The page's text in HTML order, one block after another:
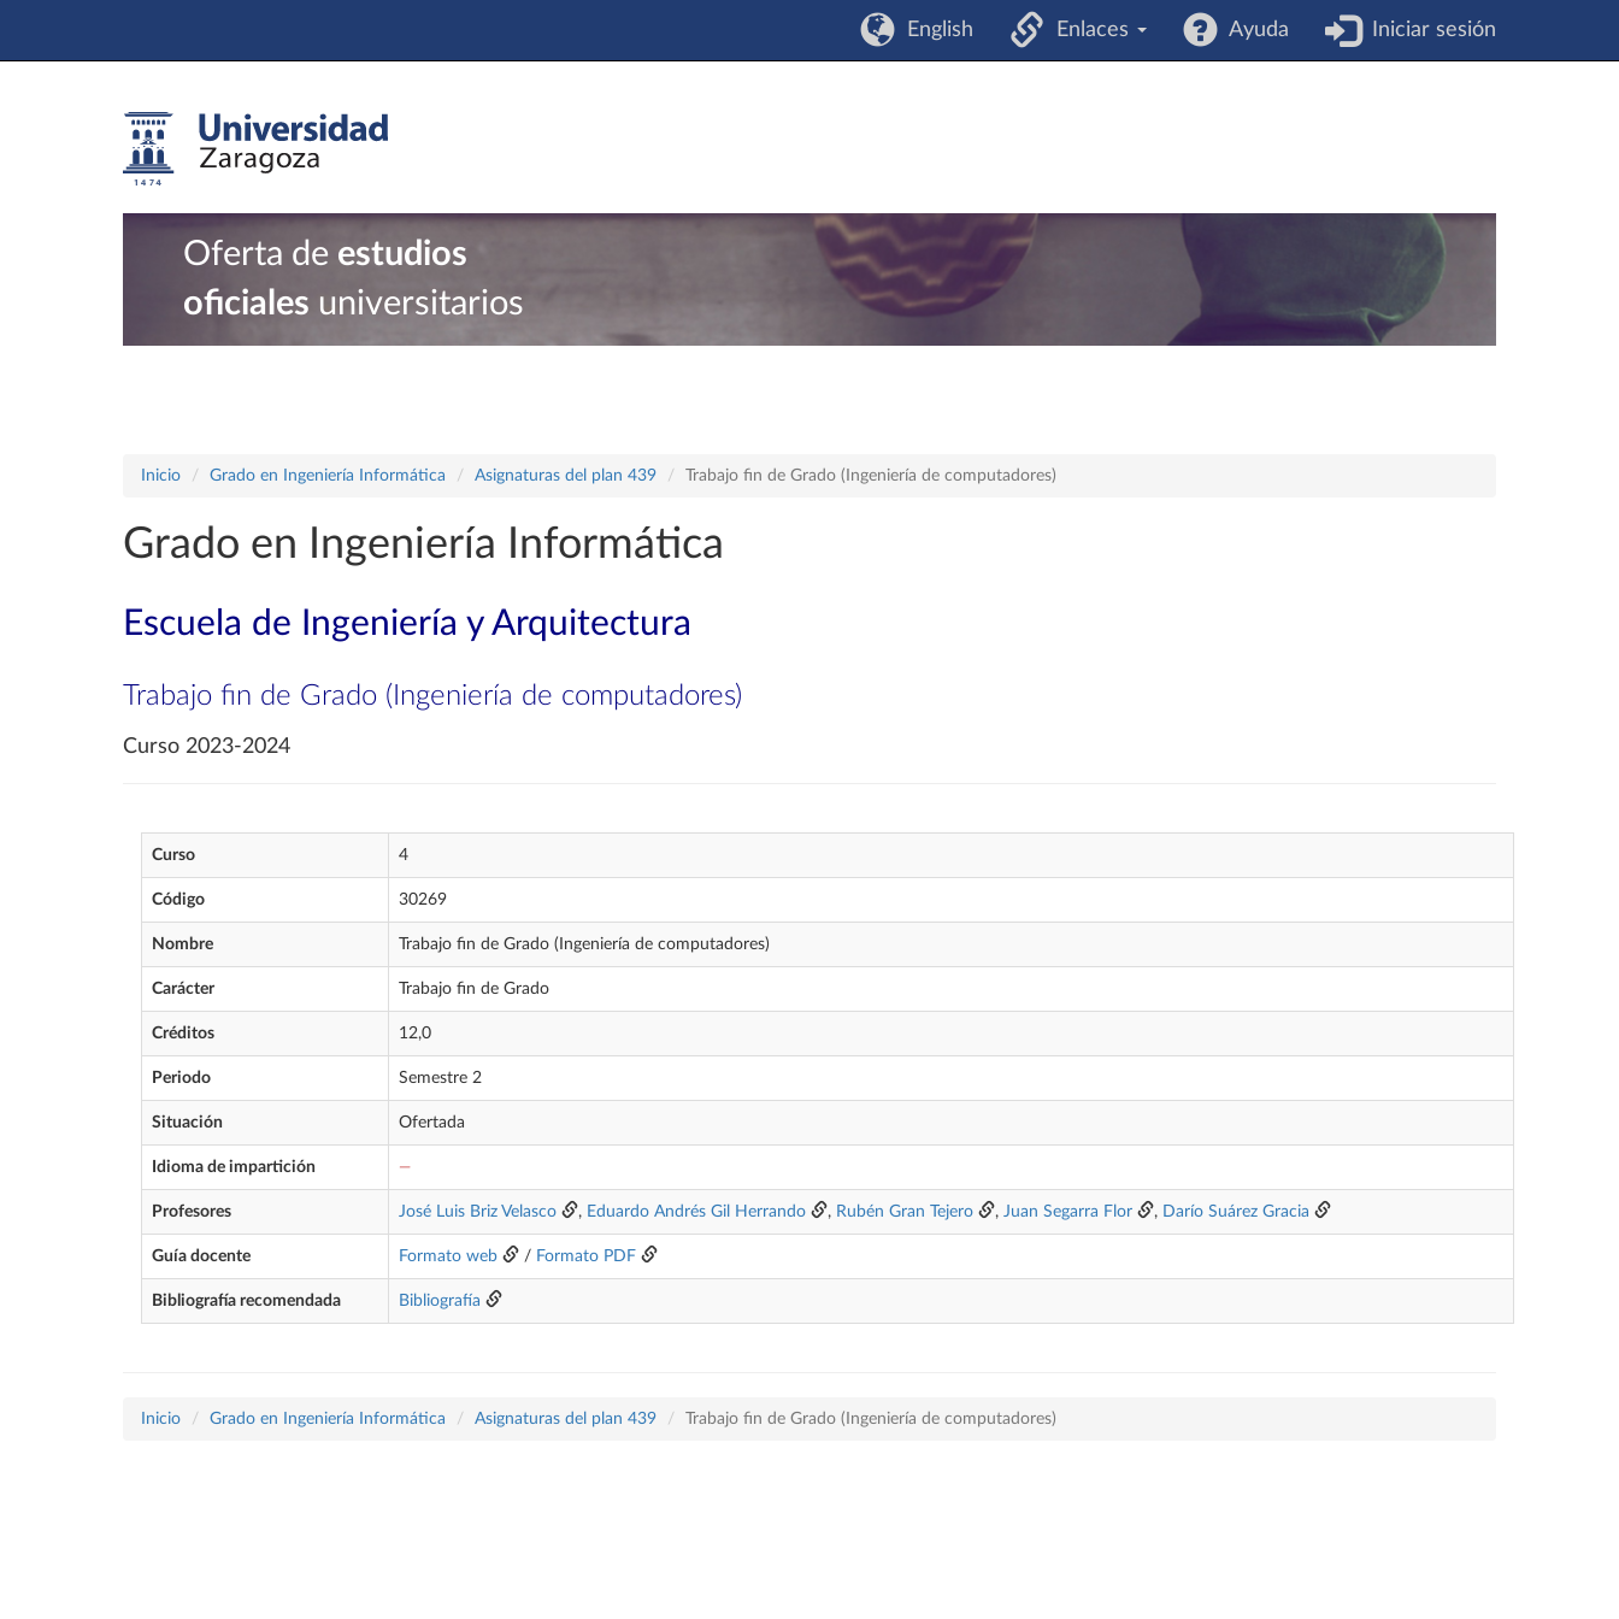
English Enlaces Ayuda Iniciar sesión
Oferta de estudios
oficiales universitarios
Inicio Grado en Ingeniería Informática Asignaturas del plan 439 Trabajo fin de Grado (Ingeniería de computadores)
Grado en Ingeniería Informática
Escuela de Ingeniería y Arquitectura
Trabajo fin de Grado (Ingeniería de computadores)
Curso 2023-2024
Curso 4
Código 30269
Nombre Trabajo fin de Grado (Ingeniería de computadores)
Carácter Trabajo fin de Grado
Créditos 12,0
Periodo Semestre 2
Situación Ofertada
Idioma de impartición —
Profesores José Luis Briz Velasco , Eduardo Andrés Gil Herrando , Rubén Gran Tejero , Juan Segarra Flor , Darío Suárez Gracia
Guía docente Formato web / Formato PDF
Bibliografía recomendada Bibliografía
Inicio Grado en Ingeniería Informática Asignaturas del plan 439 Trabajo fin de Grado (Ingeniería de computadores)